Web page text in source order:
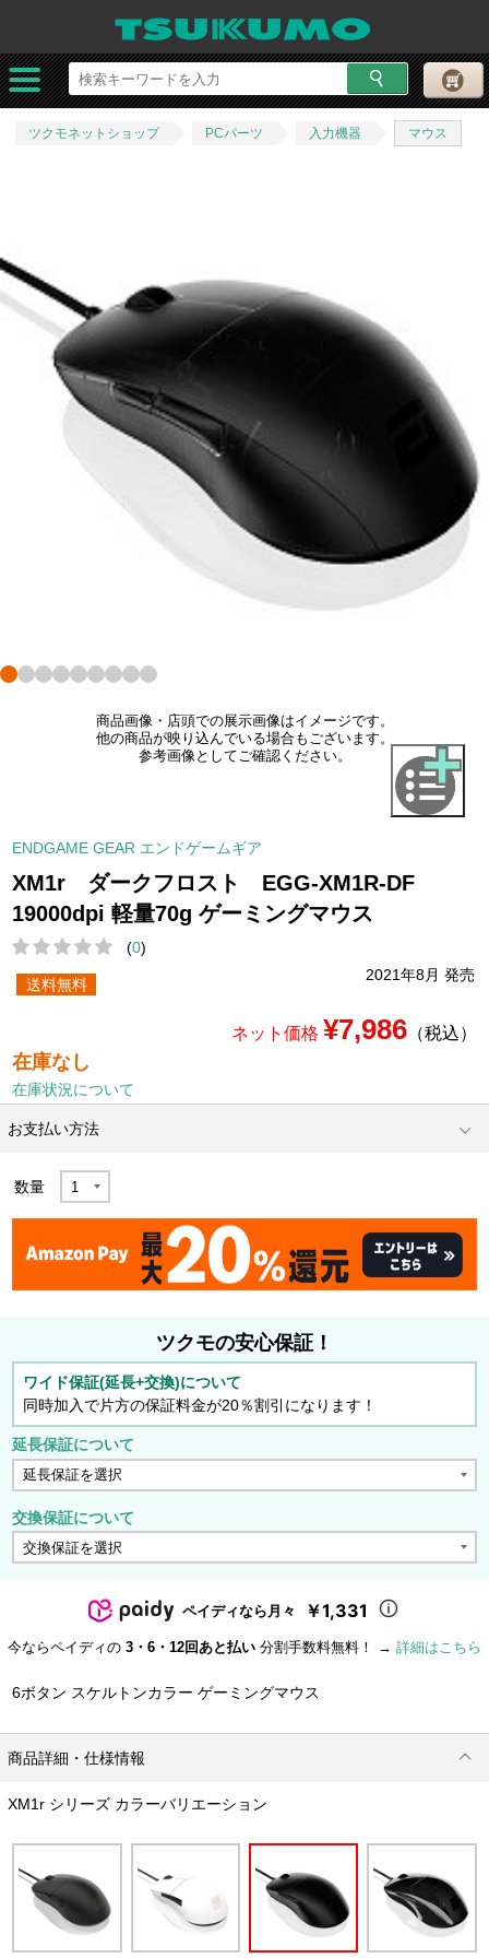
ツクモネットショップ PCパーツ 入力機器 マウス
商品画像・店頭での展示画像はイメージです。
他の商品が映り込んでいる場合もございます。
参考画像としてご確認ください。
ENDGAME GEAR エンドゲームギア
XM1r ダークフロスト EGG-XM1R-DF
19000dpi 軽量70g ゲーミングマウス
(0)
2021年8月 発売
送料無料
ネット価格 ¥7,986（税込）
在庫なし
在庫状況について
お支払い方法
数量
ツクモの安心保証！
ワイド保証(延長+交換)について
同時加入で片方の保証料金が20％割引になります！
延長保証について
交換保証について
ペイディなら月々 ￥1,331
今ならペイディの 3・6・12回あと払い 分割手数料無料！ → 詳細はこちら
6ボタン スケルトンカラー ゲーミングマウス
商品詳細・仕様情報
XM1r シリーズ カラーバリエーション